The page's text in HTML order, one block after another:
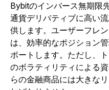
Bybitのインバース無期限
通貨デリバティブに高い
供します。ユーザーフレ
は、効率的なポジション
ポートします。ただし、
のボラティリティによる
らの金融商品には大きな